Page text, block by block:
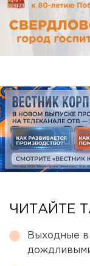
ЧИТАЙТЕ
Выходные в